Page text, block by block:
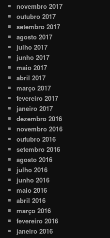
novembro 2017
outubro 2017
setembro 2017
agosto 2017
julho 2017
junho 2017
maio 2017
abril 2017
março 2017
fevereiro 2017
janeiro 2017
dezembro 2016
novembro 2016
outubro 2016
setembro 2016
agosto 2016
julho 2016
junho 2016
maio 2016
abril 2016
março 2016
fevereiro 2016
janeiro 2016